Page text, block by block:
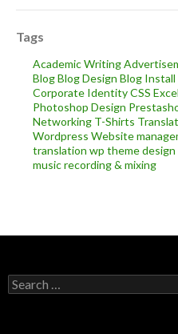
Tags
Academic Writing
BlogBlog Design Blog Install
Corporate IdentityCSS Excel
Photoshop Design
Networking T-Shirts
Wordpress Website
translation wp theme design
music recording & mixing
Search
for: